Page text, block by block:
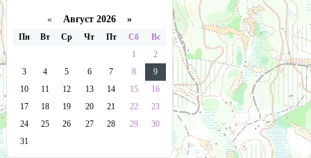
« Август 2026 »
Пн Вт Ср Чт Пт Сб
Вс
1
2
3
4 5 6 7 8
9
10
11 12 13 14 15
16
17
18 19 20 21 22
23
24
25 26 27 28 29
30
31